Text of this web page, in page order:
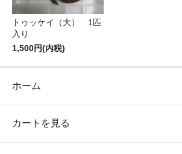
トゥッケイ（大） 1匹
入り
1,500円(内税)
ホーム
カートを見る